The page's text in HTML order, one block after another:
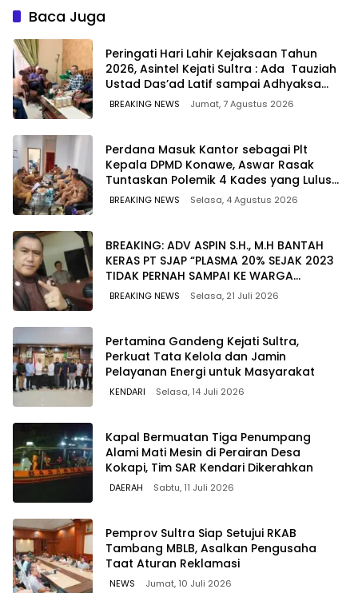
Dikerahkan
Baca Juga
Peringati Hari Lahir Kejaksaan Tahun
2026, Asintel Kejati Sultra : Ada Tauziah
Ustad Das’ad Latif sampai Adhyaksa
Run
BREAKING NEWS Jumat, 7 Agustus 2026
Perdana Masuk Kantor sebagai Plt
Kepala DPMD Konawe, Aswar Rasak
Tuntaskan Polemik 4 Kades yang Lulus
PPPK
BREAKING NEWS Selasa, 4 Agustus 2026
BREAKING: ADV ASPIN S.H., M.H BANTAH
KERAS PT SJAP “PLASMA 20% SEJAK 2023
TIDAK PERNAH SAMPAI KE WARGA
WAWOONE!
BREAKING NEWS Selasa, 21 Juli 2026
Pertamina Gandeng Kejati Sultra,
Perkuat Tata Kelola dan Jamin
Pelayanan Energi untuk Masyarakat
KENDARI Selasa, 14 Juli 2026
Kapal Bermuatan Tiga Penumpang
Alami Mati Mesin di Perairan Desa
Kokapi, Tim SAR Kendari Dikerahkan
DAERAH Sabtu, 11 Juli 2026
Pemprov Sultra Siap Setujui RKAB
Tambang MBLB, Asalkan Pengusaha
Taat Aturan Reklamasi
NEWS Jumat, 10 Juli 2026